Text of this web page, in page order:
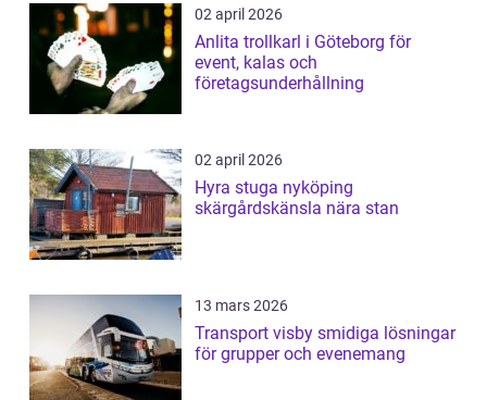
02 april 2026
Anlita trollkarl i Göteborg för
event, kalas och
företagsunderhållning
02 april 2026
Hyra stuga nyköping
skärgårdskänsla nära stan
13 mars 2026
Transport visby smidiga lösningar
för grupper och evenemang